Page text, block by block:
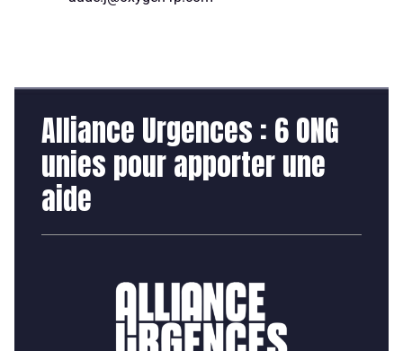
Alliance Urgences : 6 ONG
unies pour apporter une
aide